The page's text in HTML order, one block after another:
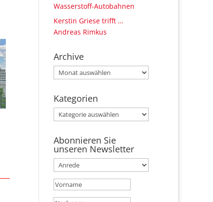
Wasserstoff-Autobahnen
Kerstin Griese trifft …
Andreas Rimkus
Archive
Archive
Kategorien
Kategorien
Abonnieren Sie
unseren Newsletter